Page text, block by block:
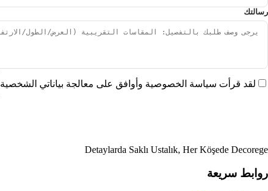
رسالتك
لقد قرأت سياسة الخصوصية وأوافق على معالجة بياناتي
Detaylarda Saklı Ustalık, Her Köşede Decorege
روابط سريعة